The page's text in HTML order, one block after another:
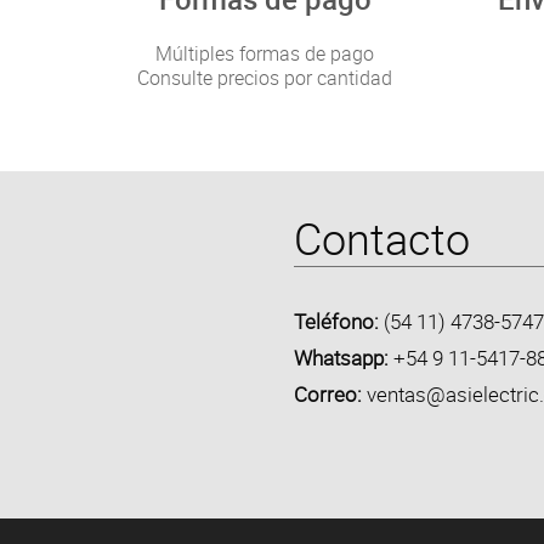
Múltiples formas de pago
Consulte precios por cantidad
Contacto
Teléfono: (54 11) 4738-5747
Whatsapp: +54 9 11-5417-
Correo: